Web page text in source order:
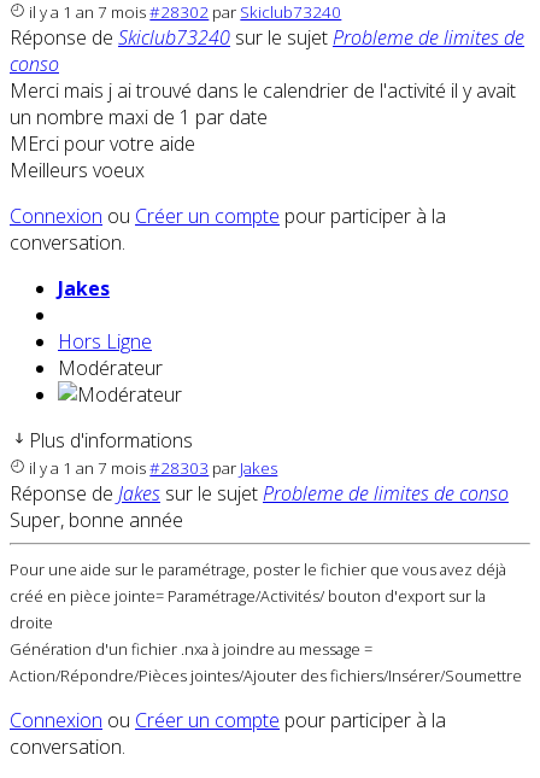
il y a 1 an 7 mois#28302 par Skiclub73240
Réponse de Skiclub73240 sur le sujetProbleme de limites de
conso
Merci mais j ai trouvé dans le calendrier de l'activité il y avait
un nombre maxi de 1 par date
MErci pour votre aide
Meilleurs voeux
Connexion ou Créer un compte pour participer à la
conversation.
Jakes
Hors Ligne
Modérateur
Plus d'informations
il y a 1 an 7 mois#28303 par Jakes
Réponse de Jakes sur le sujetProbleme de limites de conso
Super, bonne année
Pour une aide sur le paramétrage, poster le fichier que vous avez déjà
créé en pièce jointe= Paramétrage/Activités/ bouton d'export sur la
droite
Génération d'un fichier .nxa à joindre au message =
Action/Répondre/Pièces jointes/Ajouter des fichiers/Insérer/Soumettre
Connexion ou Créer un compte pour participer à la
conversation.